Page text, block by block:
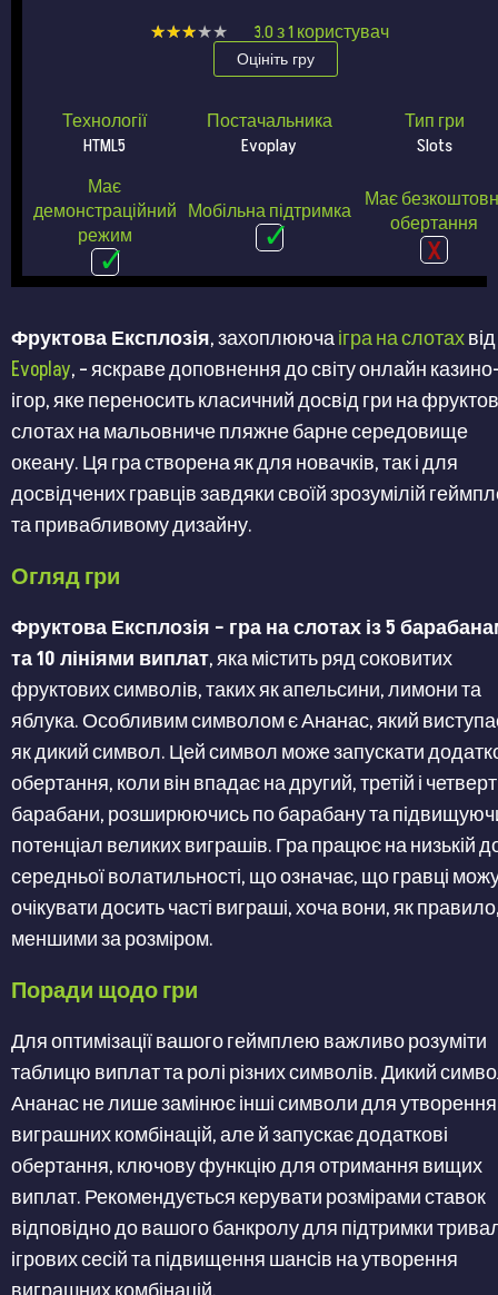
★★★★★
★★★★★ 3.0з1користувач
Оцініть гру
Технології
HTML5
Постачальника
Evoplay
Тип гри
Slots
Має
демонстраційний
режим
Мобільна підтримка Має
обертання
Фруктова Експлозія, захоплюючаігра на слотахвід
Evoplay, – яскраве доповнення до світу онлайн
ігор, яке переносить класичний досвід гри на
слотах на мальовниче пляжне барне середовище
океану. Ця гра створена як для новачків, так і для
досвідчених гравців завдяки своїй зрозумілій
та привабливому дизайну.
Огляд гри
Фруктова Експлозія – гра на слотах із 5
та 10 лініями виплат, яка містить ряд соковитих
фруктових символів, таких як апельсини, лимони та
яблука. Особливим символом є Ананас, який
як дикий символ. Цей символ може запускати
обертання, коли він впадає на другий, третій і
барабани, розширюючись по барабану та
потенціал великих виграшів. Гра працює на низькій
середньої волатильності, що означає, що гравці
очікувати досить часті виграші, хоча вони, як
меншими за розміром​​​​​​.
Поради щодо гри
Для оптимізації вашого геймплею важливо розуміти
таблицю виплат та ролі різних символів. Дикий
Ананас не лише замінює інші символи для утворення
виграшних комбінацій, але й запускає додаткові
обертання, ключову функцію для отримання вищих
виплат. Рекомендується керувати розмірами ставок
відповідно до вашого банкролу для підтримки
ігрових сесій та підвищення шансів на утворення